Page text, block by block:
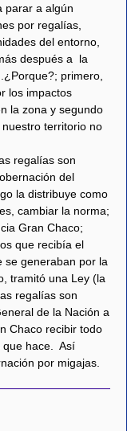
parar a algún
por regalías,
del entorno,
después a la
primero,
los impactos
la zona y segundo
territorio no
regalías son
del
la distribuye como
cambiar la norma;
Gran Chaco;
que recibía el
se generaban por la
tramitó una Ley (la
regalías son
de la Nación a
Chaco recibir todo
que hace. Así
por migajas.